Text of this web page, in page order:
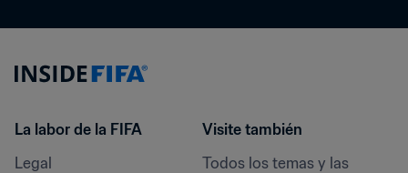
La labor de la FIFA
Legal
Visite también
Todos los temas y las